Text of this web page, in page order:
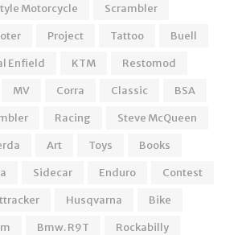
Motorcycle
Scrambler
Project Tattoo
Buell
Enfield KTM
Restomod
MV Corra Classic
BSA
Racing
Steve McQueen
Art Toys
Books
Sidecar Enduro
Contest
Husqvarna
Bike
Bmw. R9T
Rockabilly